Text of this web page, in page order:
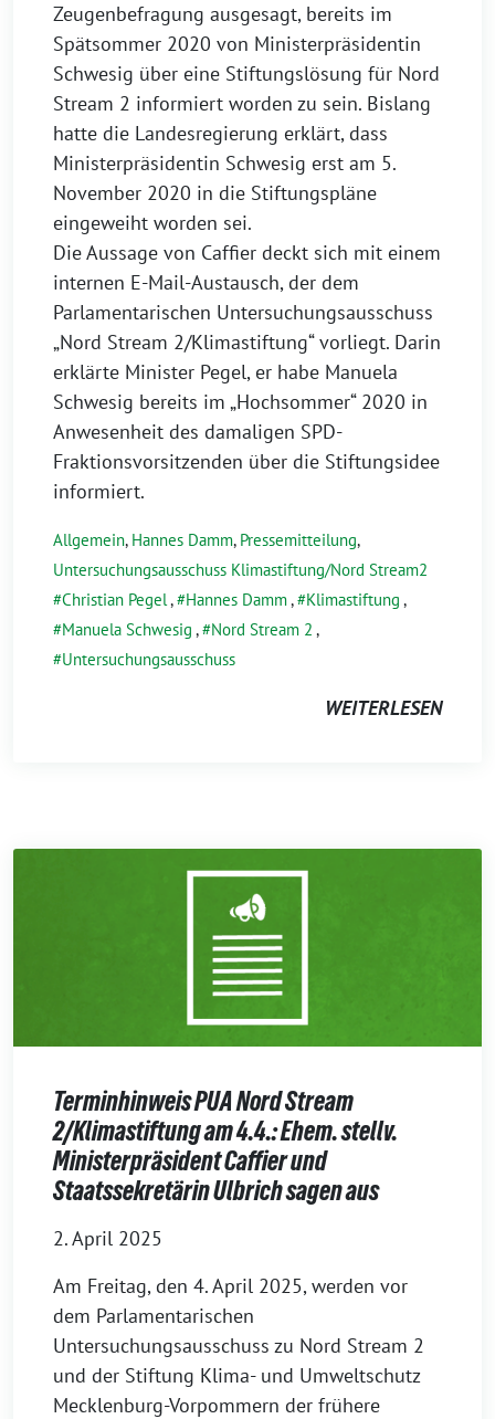
Zeugenbefragung ausgesagt, bereits im
Spätsommer 2020 von Ministerpräsidentin
Schwesig über eine Stiftungslösung für Nord
Stream 2 informiert worden zu sein. Bislang
hatte die Landesregierung erklärt, dass
Ministerpräsidentin Schwesig erst am 5.
November 2020 in die Stiftungspläne
eingeweiht worden sei.
Die Aussage von Caffier deckt sich mit einem
internen E-Mail-Austausch, der dem
Parlamentarischen Untersuchungsausschuss
„Nord Stream 2/Klimastiftung“ vorliegt. Darin
erklärte Minister Pegel, er habe Manuela
Schwesig bereits im „Hochsommer“ 2020 in
Anwesenheit des damaligen SPD-
Fraktionsvorsitzenden über die Stiftungsidee
informiert.
Allgemein, Hannes Damm, Pressemitteilung,
Untersuchungsausschuss Klimastiftung/Nord Stream2
Christian Pegel, Hannes Damm, Klimastiftung ,
Manuela Schwesig , Nord Stream 2 ,
Untersuchungsausschuss
WEITERLESEN
Terminhinweis PUA Nord Stream
2/Klimastiftung am 4.4.: Ehem. stellv.
Ministerpräsident Caffier und
Staatssekretärin Ulbrich sagen aus
2. April 2025
Am Freitag, den 4. April 2025, werden vor
dem Parlamentarischen
Untersuchungsausschuss zu Nord Stream 2
und der Stiftung Klima- und Umweltschutz
Mecklenburg-Vorpommern der frühere